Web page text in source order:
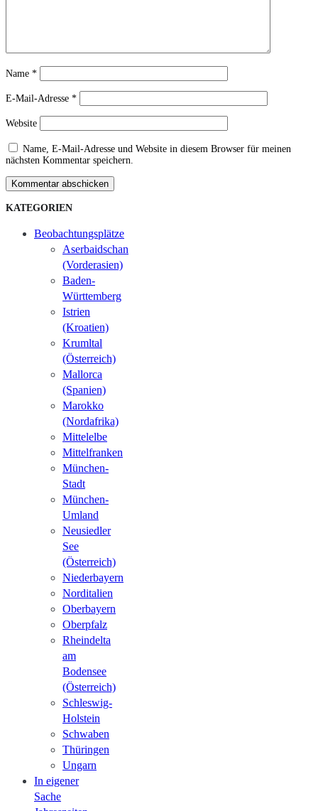
Name *
E-Mail-Adresse *
Website
Name, E-Mail-Adresse und Website in diesem Browser für meinen
nächsten Kommentar speichern.
Kommentar abschicken
KATEGORIEN
Beobachtungsplätze
Aserbaidschan
(Vorderasien)
Baden-
Württemberg
Istrien
(Kroatien)
Krumltal
(Österreich)
Mallorca
(Spanien)
Marokko
(Nordafrika)
Mittelelbe
Mittelfranken
München-
Stadt
München-
Umland
Neusiedler
See
(Österreich)
Niederbayern
Norditalien
Oberbayern
Oberpfalz
Rheindelta
am
Bodensee
(Österreich)
Schleswig-
Holstein
Schwaben
Thüringen
Ungarn
In eigener
Sache